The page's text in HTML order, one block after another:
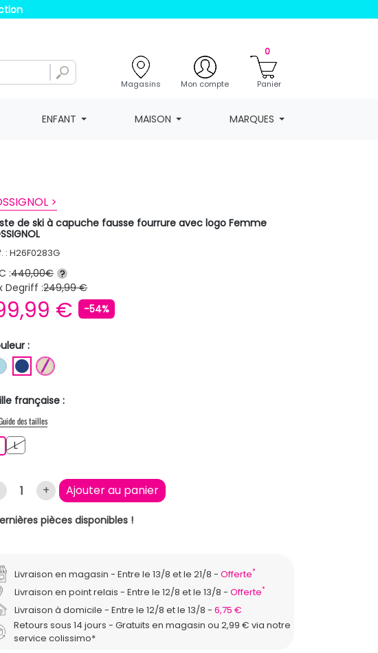
Magasins Mon compte
0
Panier
ENFANT MAISON MARQUES
>
de ski à capuche fausse fourrure avec logo Femme
: H26F0283G
:440,00€ ?
Degriff :249,99 €
€ -54%
:
BLEU CLAIRBLEU FONCE
BEIGE
française :
des tailles
LL
+ Ajouter au panier
pièces disponibles !
Livraison en magasin Entre le 13/8 et le 21/8 Offerte*
Livraison en point relais Entre le 12/8 et le 13/8 Offerte*
Livraison à domicile Entre le 12/8 et le 13/8
6,75 €
Retours sous 14 jours - Gratuits en magasin ou 2,99 € via notre
service colissimo*